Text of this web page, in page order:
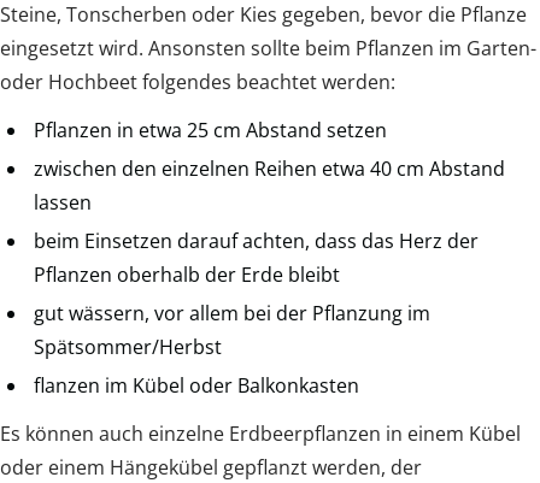
Steine, Tonscherben oder Kies gegeben, bevor die Pflanze
eingesetzt wird. Ansonsten sollte beim Pflanzen im Garten-
oder Hochbeet folgendes beachtet werden:
Pflanzen in etwa 25 cm Abstand setzen
zwischen den einzelnen Reihen etwa 40 cm Abstand
lassen
beim Einsetzen darauf achten, dass das Herz der
Pflanzen oberhalb der Erde bleibt
gut wässern, vor allem bei der Pflanzung im
Spätsommer/Herbst
flanzen im Kübel oder Balkonkasten
Es können auch einzelne Erdbeerpflanzen in einem Kübel
oder einem Hängekübel gepflanzt werden, der